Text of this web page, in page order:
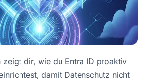
zeigt dir, wie du Entra ID proaktiv
damit Datenschutz nicht